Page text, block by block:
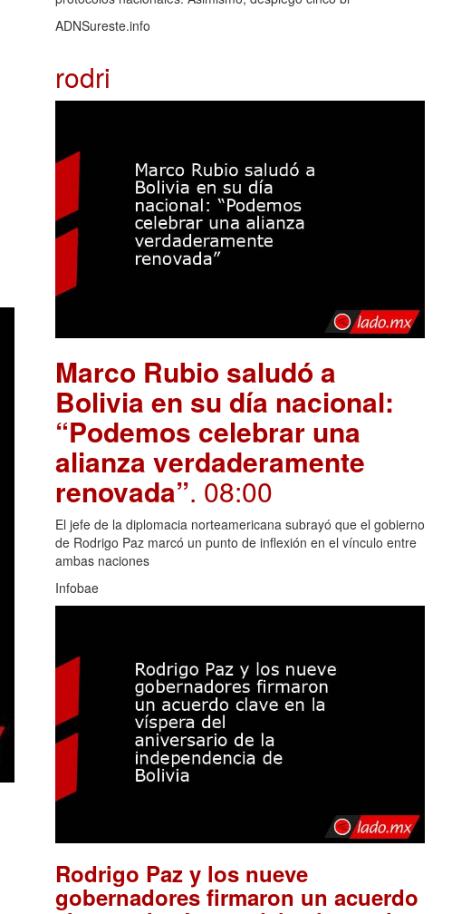
ADNSureste.info
rodri
Marco Rubio saludó a
Bolivia en su día nacional:
“Podemos celebrar una
alianza verdaderamente
renovada”. 08:00
El jefe de la diplomacia norteamericana subrayó que el gobierno
de Rodrigo Paz marcó un punto de inflexión en el vínculo entre
ambas naciones
Infobae
Rodrigo Paz y los nueve
gobernadores firmaron un acuerdo